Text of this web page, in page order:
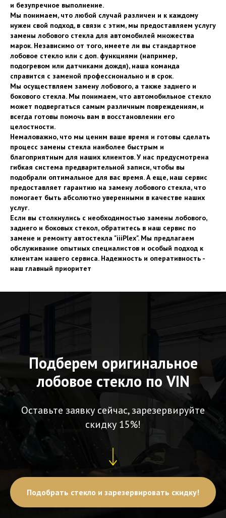
и безупречное выполнение.
Мы понимаем, что любой случай различен и к каждому
нужен свой подход, в связи с этим, мы предоставляем услугу
замены лобового стекла для автомобилей множества
марок. Независимо от того, имеете ли вы стандартное
лобовое стекло или с доп. функциями (например,
подогревом или датчиками дождя), наша команда
справится с заменой профессионально и в срок.
Мы осуществляем замену лобового, а также заднего и
бокового стекла. Мы понимаем, что автомобильное стекло
может подвергаться самым различным повреждениям, и
всегда готовы помочь вам в восстановлении его
целостности.
Немаловажно, что мы ценим ваше время и готовы сделать
процесс замены стекла наиболее быстрым и
благоприятным для наших клиентов. У нас предусмотрена
гибкая система предварительной записи, чтобы вы
подобрали оптимальное для вас время. А еще, наш сервис
предоставляет гарантию на замену лобового стекла, что
помогает быть абсолютно уверенными в качестве наших
услуг.
Если вы столкнулись с необходимостью замены лобового,
заднего и боковых стекол, обратитесь в наш сервис по
замене и ремонту автостекла "iiiPlex". Мы предлагаем
обслуживание опытных специалистов и особый подход к
клиентам нашего сервиса. Надежность и оперативность -
наш главный приоритет
Подберем оригинальное
лобовое стекло по VIN
Оставьте заявку сейчас, зарезервируйте
скидку 15%!
Подобрать стекло и зарезервировать скидку!